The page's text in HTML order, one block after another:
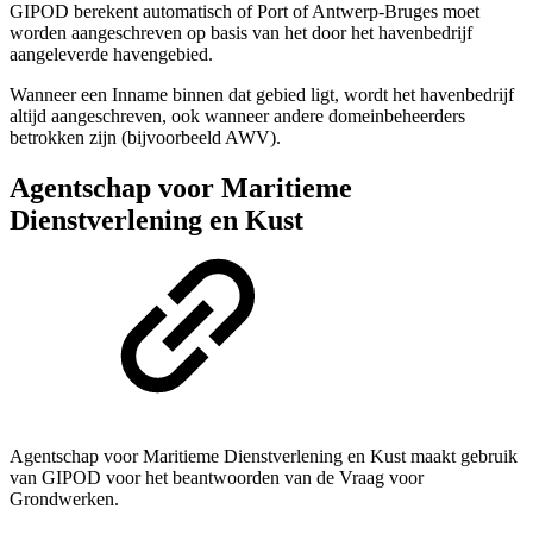
GIPOD berekent automatisch of Port of Antwerp-Bruges moet
worden aangeschreven op basis van het door het havenbedrijf
aangeleverde havengebied.
Wanneer een Inname binnen dat gebied ligt, wordt het havenbedrijf
altijd aangeschreven, ook wanneer andere domeinbeheerders
betrokken zijn (bijvoorbeeld AWV).
Agentschap voor Maritieme
Dienstverlening en Kust
Agentschap voor Maritieme Dienstverlening en Kust maakt gebruik
van GIPOD voor het beantwoorden van de Vraag voor
Grondwerken.